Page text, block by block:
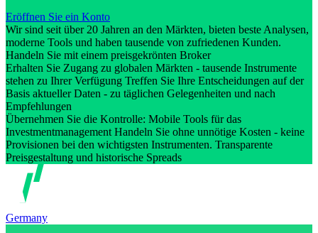
Eröffnen Sie ein Konto
Wir sind seit über 20 Jahren an den Märkten, bieten beste Analysen,
moderne Tools und haben tausende von zufriedenen Kunden.
Handeln Sie mit einem preisgekrönten Broker
Erhalten Sie Zugang zu globalen Märkten - tausende Instrumente
stehen zu Ihrer Verfügung Treffen Sie Ihre Entscheidungen auf der
Basis aktueller Daten - zu täglichen Gelegenheiten und nach
Empfehlungen
Übernehmen Sie die Kontrolle: Mobile Tools für das
Investmentmanagement Handeln Sie ohne unnötige Kosten - keine
Provisionen bei den wichtigsten Instrumenten. Transparente
Preisgestaltung und historische Spreads
Germany